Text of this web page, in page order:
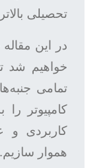
تحصیلی
در این
خواهیم شد
تمامی
کامپیوتر
کاربردی و
هموار سازیم.